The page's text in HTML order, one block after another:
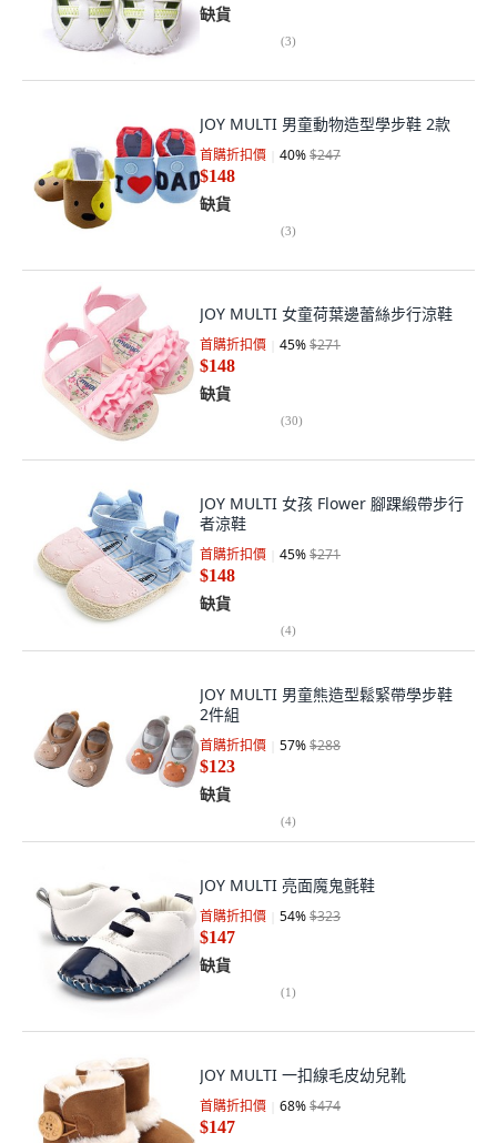
缺貨
(3)
JOY MULTI 男童動物造型學步鞋 2款
首購折扣價 40%$247
$148
缺貨
(3)
JOY MULTI 女童荷葉邊蕾絲步行涼鞋
首購折扣價 45%$271
$148
缺貨
(30)
JOY MULTI 女孩 Flower 腳踝緞帶步行
者涼鞋
首購折扣價 45%$271
$148
缺貨
(4)
JOY MULTI 男童熊造型鬆緊帶學步鞋
2件組
首購折扣價 57%$288
$123
缺貨
(4)
JOY MULTI 亮面魔鬼氈鞋
首購折扣價 54%$323
$147
缺貨
(1)
JOY MULTI 一扣線毛皮幼兒靴
首購折扣價 68%$474
$147